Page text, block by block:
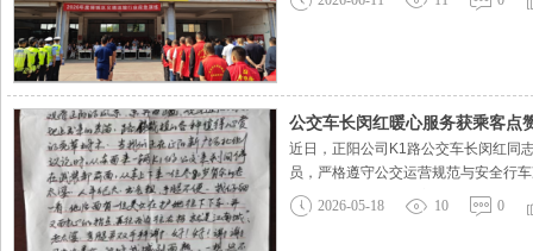
案，迅速组织全员开展应急处置。全
公交车长闵红暖心服务获乘客点
近日，正阳公司K1路公交车长闵红同
员，严格遵守公交运营规范与安全行
谢信，均来自老年乘客群体，他们用
线，让老人感动得连连道谢。有乘客
2026-05-18 10 0